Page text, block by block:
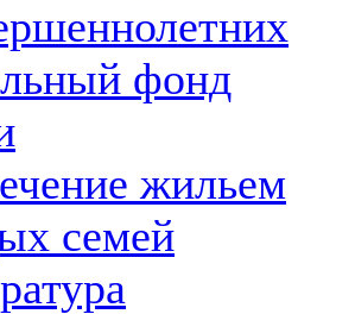
фонд
жильем
семей